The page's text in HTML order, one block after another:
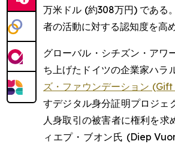
万米ドル (約308万円) である
者の活動に対する認知度を高
グローバル・シチズン・アワ
ち上げたドイツの企業家ハ
ズ・ファウンデーション
すデジタル身分証明プロジェ
人身取引の被害者に権利を
ィエプ・ブオン氏 (Diep